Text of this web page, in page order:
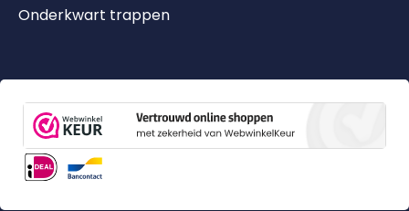
Onderkwart trappen